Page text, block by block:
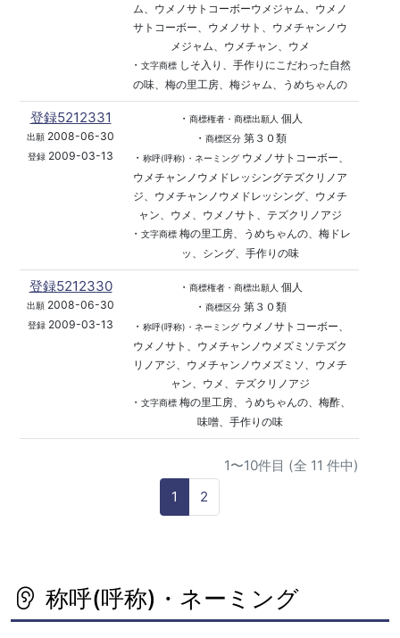
ム、ウメノサトコーボーウメジャム、ウメノ
サトコーボー、ウメノサト、ウメチャンノウ
メジャム、ウメチャン、ウメ
・ 文字商標しそ入り、手作りにこだわった自然
の味、梅の里工房、梅ジャム、うめちゃんの
登録5212331
出願 2008-06-30
登録 2009-03-13
・ 商標権者・商標出願人 個人
・ 商標区分第３０類
・ 称呼(呼称)・ネーミングウメノサトコーボー、
ウメチャンノウメドレッシングテズクリノア
ジ、ウメチャンノウメドレッシング、ウメチ
ャン、ウメ、ウメノサト、テズクリノアジ
・ 文字商標梅の里工房、うめちゃんの、梅ドレ
ッ、シング、手作りの味
登録5212330
出願 2008-06-30
登録 2009-03-13
・ 商標権者・商標出願人 個人
・ 商標区分第３０類
・ 称呼(呼称)・ネーミングウメノサトコーボー、
ウメノサト、ウメチャンノウメズミソテズク
リノアジ、ウメチャンノウメズミソ、ウメチ
ャン、ウメ、テズクリノアジ
・ 文字商標梅の里工房、うめちゃんの、梅酢、
味噌、手作りの味
1〜10件目 (全 11 件中)
1
2
称呼(呼称)・ネーミング